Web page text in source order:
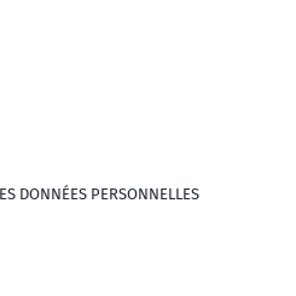
DONNÉES PERSONNELLES